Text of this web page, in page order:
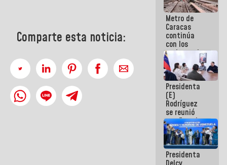
Comparte esta noticia:
Metro de
Caracas
continúa
con los
trabajos de
mantenimiento
e inspección
en la Línea 2
Presidenta
(E)
Rodríguez
se reunió
con Estado
Mayor
Eléctrico
para
abordar
Presidenta